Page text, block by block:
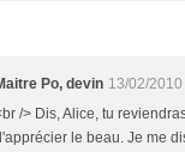
Po, devin 13/02/
/> Dis, Alice, tu
le beau. Je me